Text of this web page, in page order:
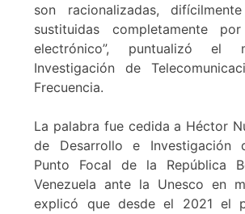
son racionalizadas,
sustituidas completamente
electrónico”, puntualizó el
Investigación de
Frecuencia.
La palabra fue cedida a Héctor
de Desarrollo e Investigación
Punto Focal de la República
Venezuela ante la Unesco en
explicó que desde el 2021 el